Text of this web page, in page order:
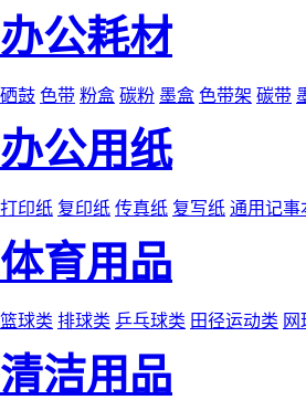
办公耗材
硒鼓 色带 粉盒 碳粉 墨盒 色带架 碳带
办公用纸
打印纸 复印纸 传真纸 复写纸 通用记事
体育用品
篮球类 排球类 乒乓球类 田径运动类 网
清洁用品